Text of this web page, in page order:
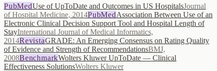
PubMedUse of UpToDate and Outcomes in US HospitalsJournal
of Hospital Medicine, 2014PubMedAssociation Between Use of an
Electronic Clinical Decision Support Tool and Hospital Length of
StayInternational Journal of Medical Informatics,
2014RevistaGRADE: An Emerging Consensus on Rating Quality
of Evidence and Strength of RecommendationsBMJ,
2008BenchmarkWolters Kluwer UpToDate — Clinical
Effectiveness SolutionsWolters Kluwer